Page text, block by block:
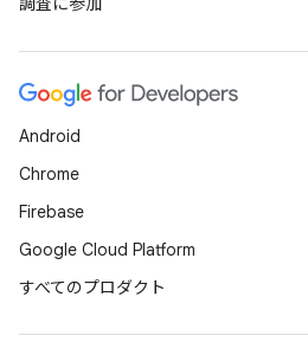
Android
Chrome
Firebase
Google Cloud Platform
すべてのプロダクト